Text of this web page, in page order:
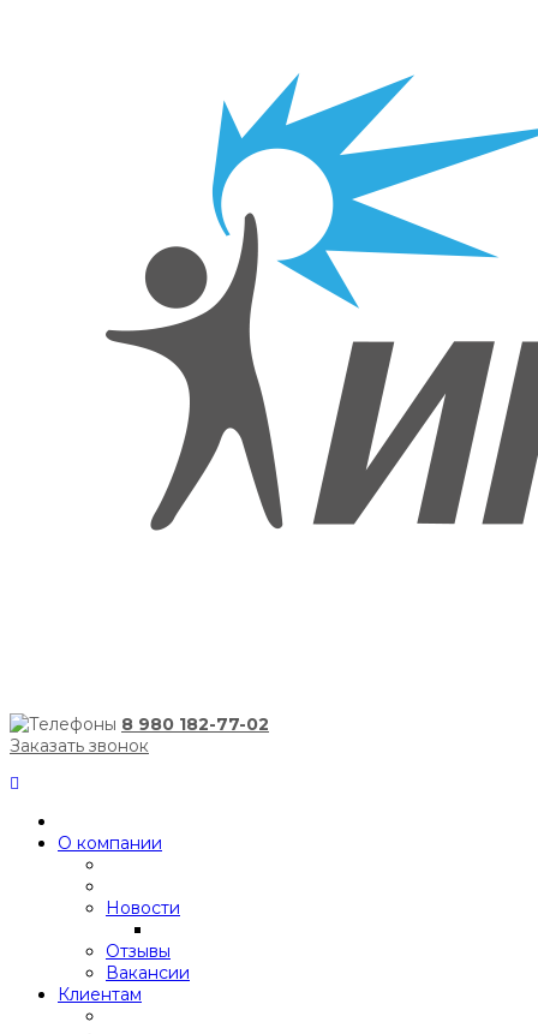
8 980 182-77-02
Заказать звонок
О компании
Новости
Отзывы
Вакансии
Клиентам